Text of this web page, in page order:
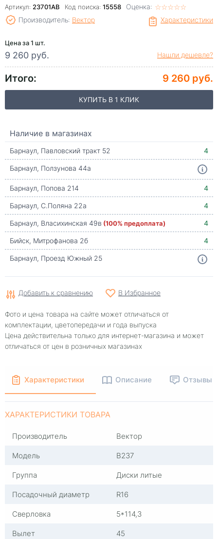
Артикул: 23701AB Код поиска: 15558 Оценка: ☆☆☆☆☆
★★★★★
Характеристики
Производитель: Вектор
Цена за 1 шт.
9 260 руб. Нашли дешевле?
Итого: 9 260 руб.
КУПИТЬ В 1 КЛИК
Наличие в магазинах
Барнаул, Павловский тракт 52
4
Барнаул, Ползунова 44а
Барнаул, Попова 214
4
Барнаул, С.Поляна 22а
4
Барнаул, Власихинская 49в (100% предоплата)
4
Бийск, Митрофанова 2б
4
Барнаул, Проезд Южный 25
Добавить к сравнению В Избранное
Фото и цена товара на сайте может отличаться от
комплектации, цветопередачи и года выпуска
Цена действительна только для интернет-магазина и может
отличаться от цен в розничных магазинах
Характеристики Описание Отзывы
ХАРАКТЕРИСТИКИ ТОВАРА
Производитель
Вектор
Модель
B237
Группа
Диски литые
Посадочный диаметр
R16
Сверловка
5*114,3
Вылет
45